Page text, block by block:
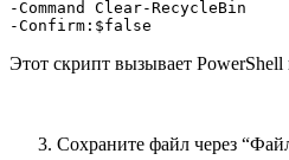
-Command Clear-RecycleBin
-Confirm:$false
Этот скрипт вызывает
Сохраните файл через